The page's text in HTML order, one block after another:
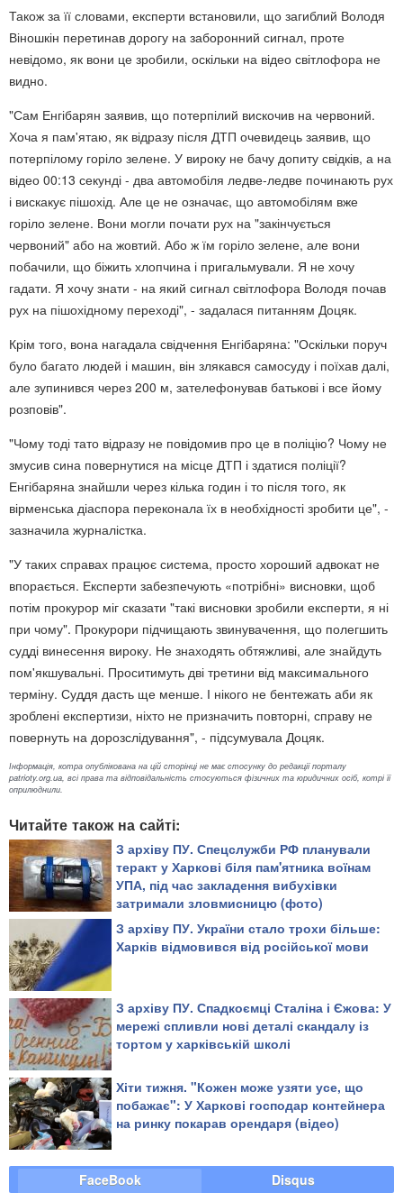
Також за її словами, експерти встановили, що загиблий Володя
Віношкін перетинав дорогу на заборонний сигнал, проте
невідомо, як вони це зробили, оскільки на відео світлофора не
видно.
"Сам Енгібарян заявив, що потерпілий вискочив на червоний.
Хоча я пам'ятаю, як відразу після ДТП очевидець заявив, що
потерпілому горіло зелене. У вироку не бачу допиту свідків, а на
відео 00:13 секунді - два автомобіля ледве-ледве починають рух
і вискакує пішохід. Але це не означає, що автомобілям вже
горіло зелене. Вони могли почати рух на "закінчується
червоний" або на жовтий. Або ж їм горіло зелене, але вони
побачили, що біжить хлопчина і пригальмували. Я не хочу
гадати. Я хочу знати - на який сигнал світлофора Володя почав
рух на пішохідному переході", - задалася питанням Доцяк.
Крім того, вона нагадала свідчення Енгібаряна: "Оскільки поруч
було багато людей і машин, він злякався самосуду і поїхав далі,
але зупинився через 200 м, зателефонував батькові і все йому
розповів".
"Чому тоді тато відразу не повідомив про це в поліцію? Чому не
змусив сина повернутися на місце ДТП і здатися поліції?
Енгібаряна знайшли через кілька годин і то після того, як
вірменська діаспора переконала їх в необхідності зробити це", -
зазначила журналістка.
"У таких справах працює система, просто хороший адвокат не
впорається. Експерти забезпечують «потрібні» висновки, щоб
потім прокурор міг сказати "такі висновки зробили експерти, я ні
при чому". Прокурори підчищають звинувачення, що полегшить
судді винесення вироку. Не знаходять обтяжливі, але знайдуть
пом'якшувальні. Проситимуть дві третини від максимального
терміну. Суддя дасть ще менше. І нікого не бентежать аби як
зроблені експертизи, ніхто не призначить повторні, справу не
повернуть на дорозслідування", - підсумувала Доцяк.
Інформація, котра опублікована на цій сторінці не має стосунку до редакції порталу
patrioty.org.ua, всі права та відповідальність стосуються фізичних та юридичних осіб, котрі її
оприлюднили.
Читайте також на сайті:
З архіву ПУ. Спецслужби РФ планували
теракт у Харкові біля пам'ятника воїнам
УПА, під час закладення вибухівки
затримали зловмисницю (фото)
З архіву ПУ. України стало трохи більше:
Харків відмовився від російської мови
З архіву ПУ. Спадкоємці Сталіна і Єжова: У
мережі спливли нові деталі скандалу із
тортом у харківській школі
Хіти тижня. "Кожен може узяти усе, що
побажає": У Харкові господар контейнера
на ринку покарав орендаря (відео)
FaceBook Disqus